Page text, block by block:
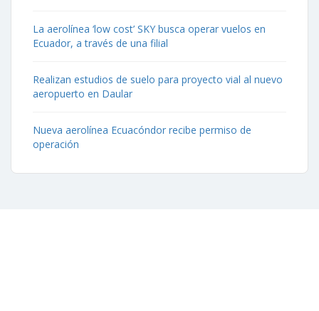
La aerolínea ‘low cost’ SKY busca operar vuelos en
Ecuador, a través de una filial
Realizan estudios de suelo para proyecto vial al nuevo
aeropuerto en Daular
Nueva aerolínea Ecuacóndor recibe permiso de
operación